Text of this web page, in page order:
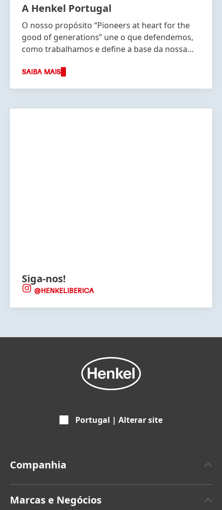
A Henkel Portugal
O nosso propósito “Pioneers at heart for the
good of generations” une o que defendemos,
como trabalhamos e define a base da nossa
SAIBA MAIS
Siga-nos!
@HENKELIBERICA
Portugal | Alterar site
Companhia
Marcas e Negócios